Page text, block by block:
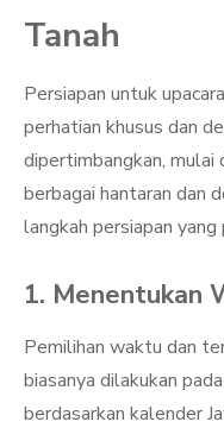
Tanah
Persiapan untuk
perhatian khusus dan
dipertimbangkan,
berbagai hantaran dan
langkah persiapan
1. Menentukan
Pemilihan waktu dan
biasanya dilakukan
berdasarkan kalender